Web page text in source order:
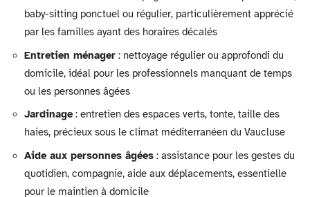
baby-sitting ponctuel ou régulier, particulièrement apprécié
par les familles ayant des horaires décalés
Entretien ménager : nettoyage régulier ou approfondi du
domicile, idéal pour les professionnels manquant de temps
ou les personnes âgées
Jardinage: entretien des espaces verts, tonte, taille des
haies, précieux sous le climat méditerranéen du Vaucluse
Aide aux personnes âgées : assistance pour les gestes du
quotidien, compagnie, aide aux déplacements, essentielle
pour le maintien à domicile